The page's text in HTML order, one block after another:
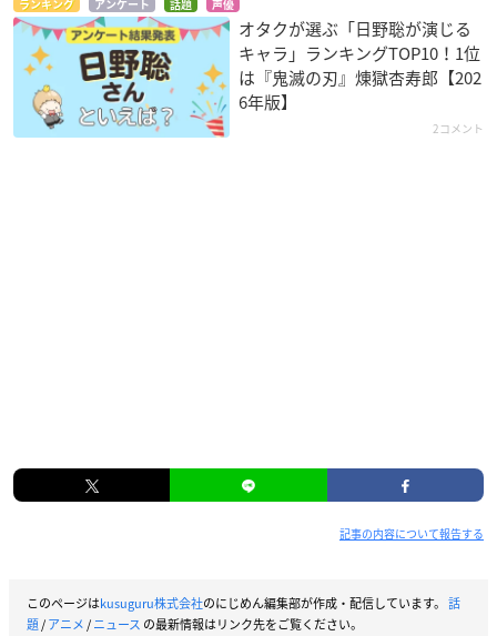
ランキング アンケート 話題 声優
オタクが選ぶ「日野聡が演じる
キャラ」ランキングTOP10！1位
は『鬼滅の刃』煉󠄁獄杏寿郎【202
6年版】
2コメント
記事の内容について報告する
このページはkusuguru株式会社のにじめん編集部が作成・配信しています。 話
題/アニメ/ニュース の最新情報はリンク先をご覧ください。